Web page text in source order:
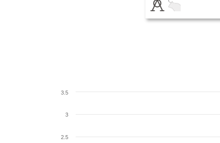
2.5
3
3.5